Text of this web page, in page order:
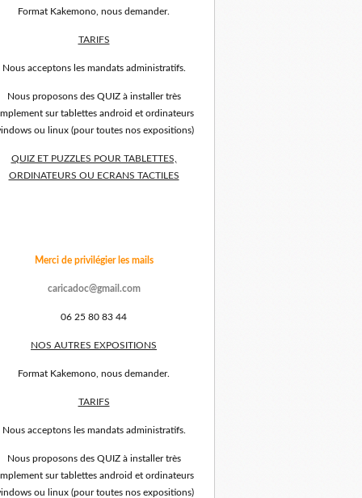
Format Kakemono, nous demander.
TARIFS
Nous acceptons les mandats administratifs.
Nous proposons des QUIZ à installer très
sur tablettes android et ordinateurs
ou linux (pour toutes nos expositions)
QUIZ ET PUZZLES POUR TABLETTES,
ORDINATEURS OU ECRANS TACTILES
Merci de privilégier les mails
caricadoc@gmail.com
06 25 80 83 44
NOS AUTRES EXPOSITIONS
Format Kakemono, nous demander.
TARIFS
Nous acceptons les mandats administratifs.
Nous proposons des QUIZ à installer très
sur tablettes android et ordinateurs
ou linux (pour toutes nos expositions)